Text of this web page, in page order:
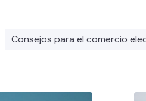
Consejos para el comercio